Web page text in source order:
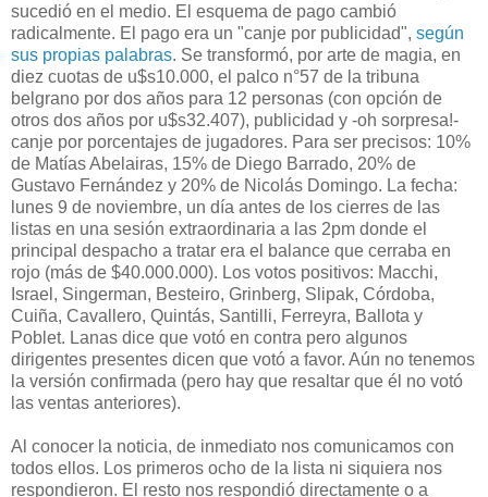
sucedió en el medio. El esquema de pago cambió
radicalmente. El pago era un "canje por publicidad", según
sus propias palabras. Se transformó, por arte de magia, en
diez cuotas de u$s10.000, el palco n°57 de la tribuna
belgrano por dos años para 12 personas (con opción de
otros dos años por u$s32.407), publicidad y -oh sorpresa!-
canje por porcentajes de jugadores. Para ser precisos: 10%
de Matías Abelairas, 15% de Diego Barrado, 20% de
Gustavo Fernández y 20% de Nicolás Domingo. La fecha:
lunes 9 de noviembre, un día antes de los cierres de las
listas en una sesión extraordinaria a las 2pm donde el
principal despacho a tratar era el balance que cerraba en
rojo (más de $40.000.000). Los votos positivos: Macchi,
Israel, Singerman, Besteiro, Grinberg, Slipak, Córdoba,
Cuiña, Cavallero, Quintás, Santilli, Ferreyra, Ballota y
Poblet. Lanas dice que votó en contra pero algunos
dirigentes presentes dicen que votó a favor. Aún no tenemos
la versión confirmada (pero hay que resaltar que él no votó
las ventas anteriores).
Al conocer la noticia, de inmediato nos comunicamos con
todos ellos. Los primeros ocho de la lista ni siquiera nos
respondieron. El resto nos respondió directamente o a